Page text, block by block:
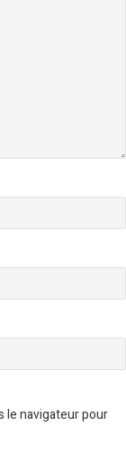
le navigateur pour